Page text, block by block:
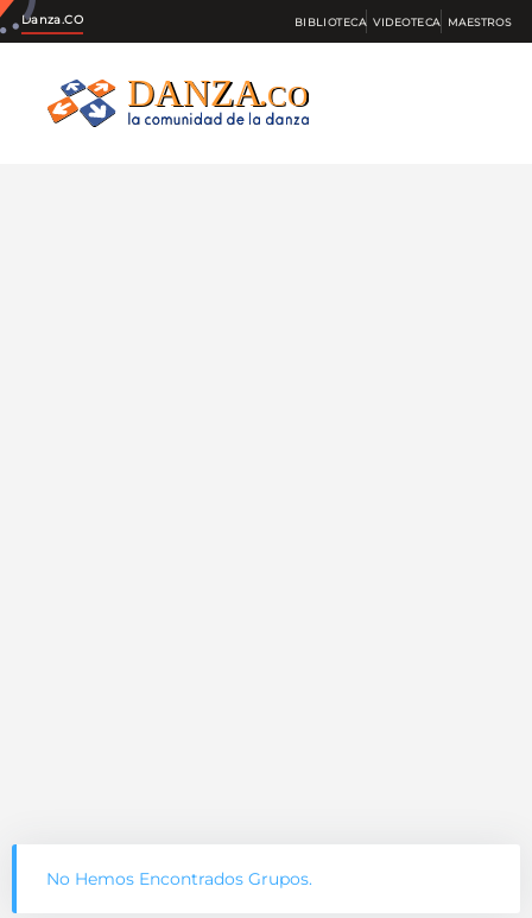
Danza.CO BIBLIOTECA VIDEOTECA MAESTROS
No Hemos Encontrados Grupos.